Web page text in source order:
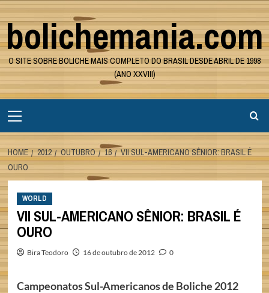
Skip
to
content
bolichemania.com
O SITE SOBRE BOLICHE MAIS COMPLETO DO BRASIL DESDE ABRIL DE 1998
(ANO XXVIII)
Menu
HOME 2012 OUTUBRO 16
VII SUL-AMERICANO SÊNIOR: BRASIL É
OURO
WORLD
VII SUL-AMERICANO SÊNIOR: BRASIL É
OURO
Bira Teodoro 16 de outubro de 2012 0
Campeonatos Sul-Americanos de Boliche 2012